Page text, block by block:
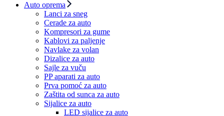
Auto oprema
Lanci za sneg
Cerade za auto
Kompresori za gume
Kablovi za paljenje
Navlake za volan
Dizalice za auto
Sajle za vuču
PP aparati za auto
Prva pomoć za auto
Zaštita od sunca za auto
Sijalice za auto
LED sijalice za auto